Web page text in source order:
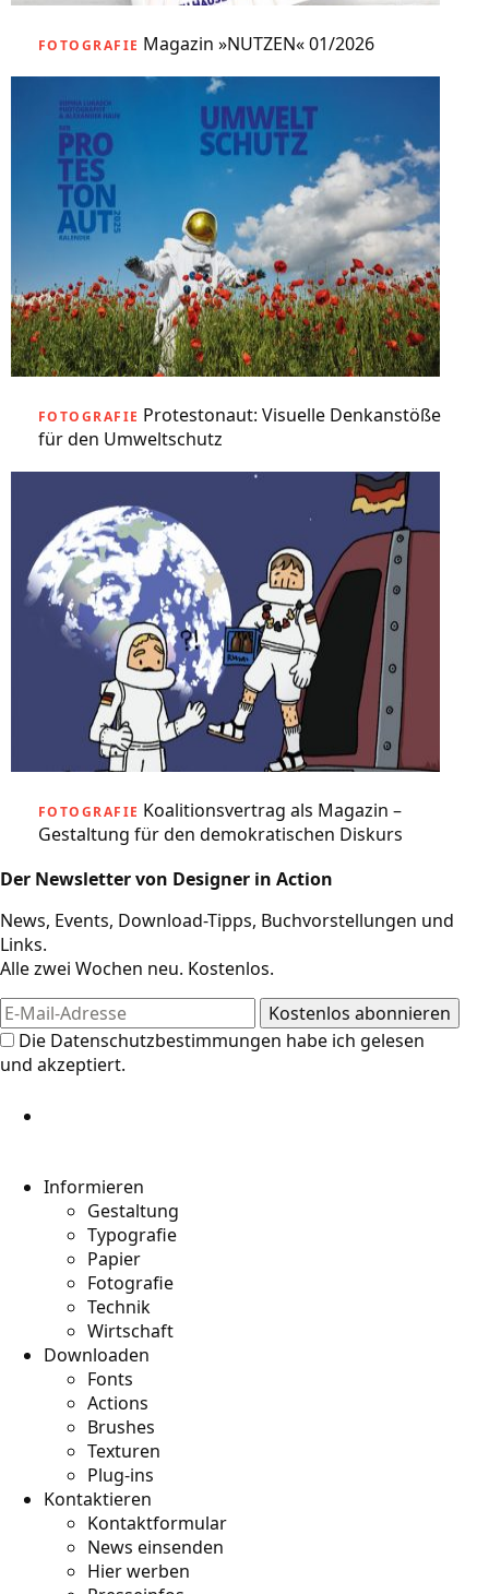
FOTOGRAFIE Magazin »NUTZEN« 01/2026
FOTOGRAFIE Protestonaut: Visuelle Denkanstöße
für den Umweltschutz
FOTOGRAFIE Koalitionsvertrag als Magazin –
Gestaltung für den demokratischen Diskurs
Der Newsletter von Designer in Action
News, Events, Download-Tipps, Buchvorstellungen und
Links.
Alle zwei Wochen neu. Kostenlos.
Die Datenschutzbestimmungen habe ich gelesen
und akzeptiert.
Informieren
Gestaltung
Typografie
Papier
Fotografie
Technik
Wirtschaft
Downloaden
Fonts
Actions
Brushes
Texturen
Plug-ins
Kontaktieren
Kontaktformular
News einsenden
Hier werben